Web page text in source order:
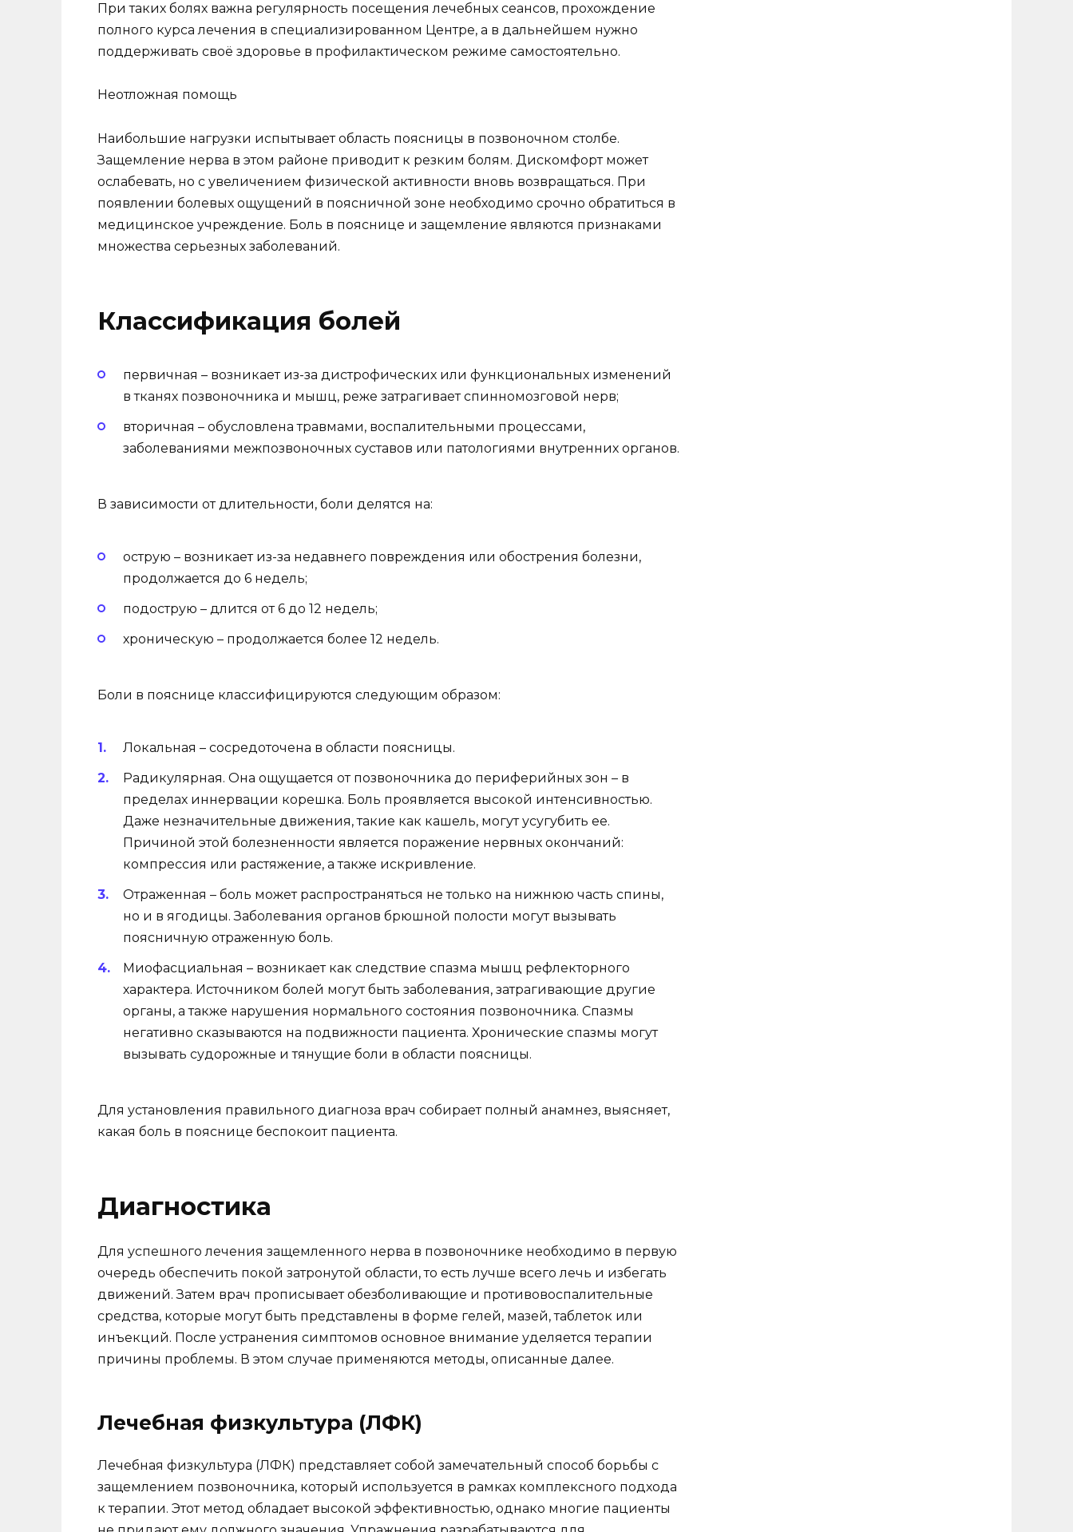
При таких болях важна регулярность посещения лечебных сеансов, прохождение
полного курса лечения в специализированном Центре, а в дальнейшем нужно
поддерживать своё здоровье в профилактическом режиме самостоятельно.
Неотложная помощь
Наибольшие нагрузки испытывает область поясницы в позвоночном столбе.
Защемление нерва в этом районе приводит к резким болям. Дискомфорт может
ослабевать, но с увеличением физической активности вновь возвращаться. При
появлении болевых ощущений в поясничной зоне необходимо срочно обратиться в
медицинское учреждение. Боль в пояснице и защемление являются признаками
множества серьезных заболеваний.
Классификация болей
первичная – возникает из-за дистрофических или функциональных изменений
в тканях позвоночника и мышц, реже затрагивает спинномозговой нерв;
вторичная – обусловлена травмами, воспалительными процессами,
заболеваниями межпозвоночных суставов или патологиями внутренних органов.
В зависимости от длительности, боли делятся на:
острую – возникает из-за недавнего повреждения или обострения болезни,
продолжается до 6 недель;
подострую – длится от 6 до 12 недель;
хроническую – продолжается более 12 недель.
Боли в пояснице классифицируются следующим образом:
Локальная – сосредоточена в области поясницы.
Радикулярная. Она ощущается от позвоночника до периферийных зон – в
пределах иннервации корешка. Боль проявляется высокой интенсивностью.
Даже незначительные движения, такие как кашель, могут усугубить ее.
Причиной этой болезненности является поражение нервных окончаний:
компрессия или растяжение, а также искривление.
Отраженная – боль может распространяться не только на нижнюю часть спины,
но и в ягодицы. Заболевания органов брюшной полости могут вызывать
поясничную отраженную боль.
Миофасциальная – возникает как следствие спазма мышц рефлекторного
характера. Источником болей могут быть заболевания, затрагивающие другие
органы, а также нарушения нормального состояния позвоночника. Спазмы
негативно сказываются на подвижности пациента. Хронические спазмы могут
вызывать судорожные и тянущие боли в области поясницы.
Для установления правильного диагноза врач собирает полный анамнез, выясняет,
какая боль в пояснице беспокоит пациента.
Диагностика
Для успешного лечения защемленного нерва в позвоночнике необходимо в первую
очередь обеспечить покой затронутой области, то есть лучше всего лечь и избегать
движений. Затем врач прописывает обезболивающие и противовоспалительные
средства, которые могут быть представлены в форме гелей, мазей, таблеток или
инъекций. После устранения симптомов основное внимание уделяется терапии
причины проблемы. В этом случае применяются методы, описанные далее.
Лечебная физкультура (ЛФК)
Лечебная физкультура (ЛФК) представляет собой замечательный способ борьбы с
защемлением позвоночника, который используется в рамках комплексного подхода
к терапии. Этот метод обладает высокой эффективностью, однако многие пациенты